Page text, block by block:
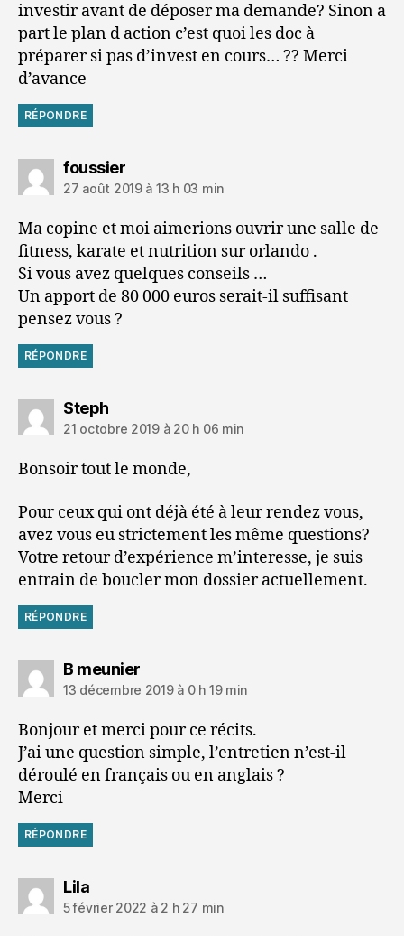
investir avant de déposer ma demande? Sinon a
part le plan d action c’est quoi les doc à
préparer si pas d’invest en cours… ?? Merci
d’avance
RÉPONDRE
foussierdit :
27 août 2019 à 13 h 03 min
Ma copine et moi aimerions ouvrir une salle de
fitness, karate et nutrition sur orlando .
Si vous avez quelques conseils …
Un apport de 80 000 euros serait-il suffisant
pensez vous ?
RÉPONDRE
Stephdit :
21 octobre 2019 à 20 h 06 min
Bonsoir tout le monde,
Pour ceux qui ont déjà été à leur rendez vous,
avez vous eu strictement les même questions?
Votre retour d’expérience m’interesse, je suis
entrain de boucler mon dossier actuellement.
RÉPONDRE
B meunierdit :
13 décembre 2019 à 0 h 19 min
Bonjour et merci pour ce récits.
J’ai une question simple, l’entretien n’est-il
déroulé en français ou en anglais ?
Merci
RÉPONDRE
Liladit :
5 février 2022 à 2 h 27 min